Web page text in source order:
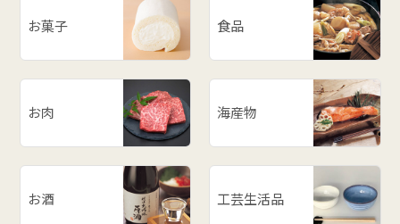
お菓子 食品
お肉 海産物
お酒 工芸生活品